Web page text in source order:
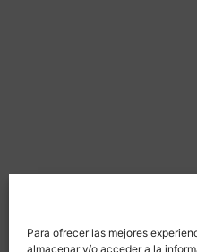
Para ofrecer las mejores
almacenar y/o acceder a la